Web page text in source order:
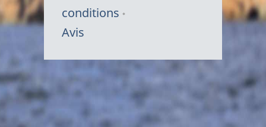
conditions
Avis
Symbole
Canada